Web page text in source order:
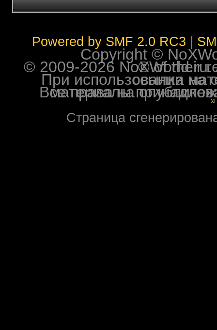
Powered by SMF 2.0 RC3
Copyright ©
© 2009-2026 NoXWorld.ru. All
При использовании
Все права на опубликованные на форуме
Страница